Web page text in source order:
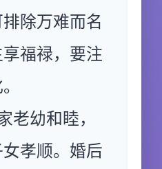
除万难而名
福禄，要注
老幼和睦，
孝顺。婚后